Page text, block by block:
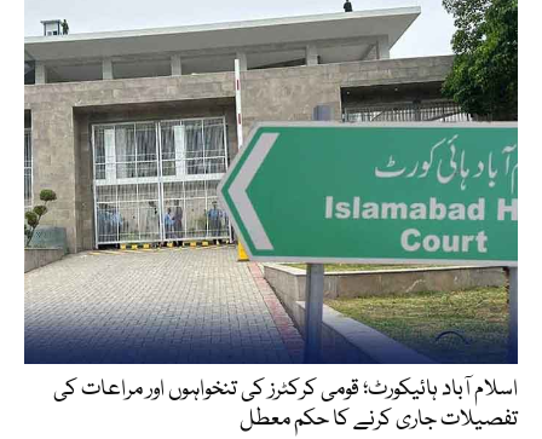
اسلام آباد ہائیکورٹ؛ قومی کرکٹرز کی تنخواہوں اور مراعات کی
تفصیلات جاری کرنے کا حکم معطل